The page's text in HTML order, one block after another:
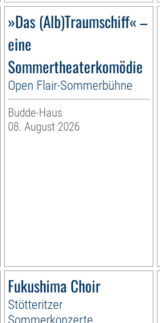
»Das (Alb)Traumschiff« –
eine
Sommertheaterkomödie
Open Flair-Sommerbühne
Budde-Haus
08. August 2026
Fukushima Choir
Stötteritzer
Sommerkonzerte